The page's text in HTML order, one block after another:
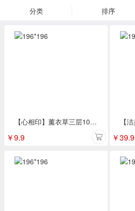
分类 排序
【心相印】薰衣草三层100抽 3包抽纸DT100
￥9.9 ￥39.9